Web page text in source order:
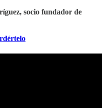
socio fundador de